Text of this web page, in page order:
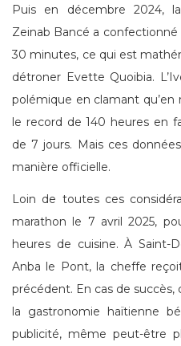
Puis en décembre 2024,
Zeinab Bancé a confectionné
30 minutes, ce qui est
détroner Evette Quoibia.
polémique en clamant qu’en
le record de 140 heures en
de 7 jours. Mais ces
manière officielle.
Loin de toutes ces
marathon le 7 avril 2025,
heures de cuisine. À Saint-
Anba le Pont, la cheffe
précédent. En cas de succès,
la gastronomie haïtienne
publicité, même peut-être